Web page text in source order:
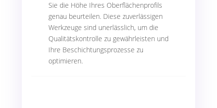
5 Ofentemperaturprofile aufzeichnen und
messen
5 Präzise Messung der relativen
Luftfeuchtigkeit und Temperatur in
Sie die Höhe Ihres Oberflächenprofils
genau beurteilen. Diese zuverlässigen
Werkzeuge sind unerlässlich, um die
Qualitätskontrolle zu gewährleisten und
Ihre Beschichtungsprozesse zu
optimieren.